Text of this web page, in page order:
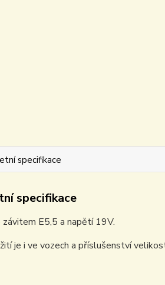
specifikace
specifikace
závitem E5,5 a napětí 19V.
je i ve vozech a příslušenství